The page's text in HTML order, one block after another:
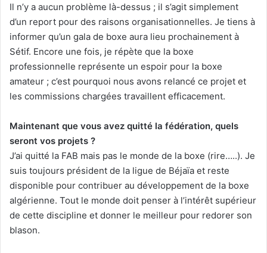
Il n’y a aucun problème là-dessus ; il s’agit simplement
d’un report pour des raisons organisationnelles. Je tiens à
informer qu’un gala de boxe aura lieu prochainement à
Sétif. Encore une fois, je répète que la boxe
professionnelle représente un espoir pour la boxe
amateur ; c’est pourquoi nous avons relancé ce projet et
les commissions chargées travaillent efficacement.
Maintenant que vous avez quitté la fédération, quels
seront vos projets ?
J’ai quitté la FAB mais pas le monde de la boxe (rire…..). Je
suis toujours président de la ligue de Béjaïa et reste
disponible pour contribuer au développement de la boxe
algérienne. Tout le monde doit penser à l’intérêt supérieur
de cette discipline et donner le meilleur pour redorer son
blason.